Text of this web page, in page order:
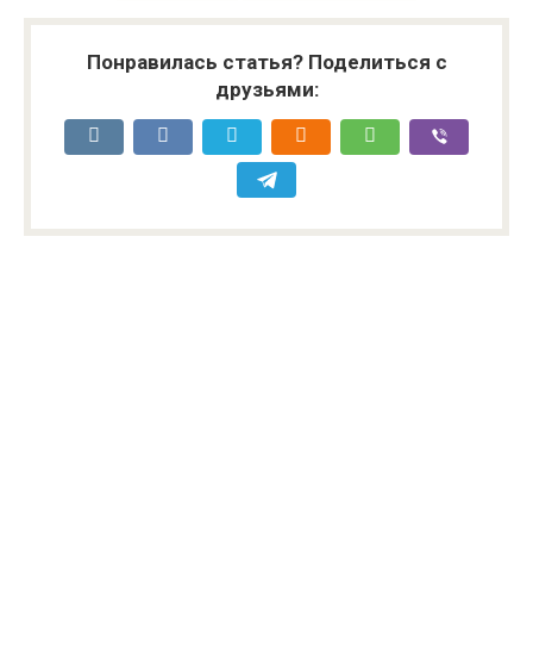
Понравилась статья? Поделиться с
друзьями: